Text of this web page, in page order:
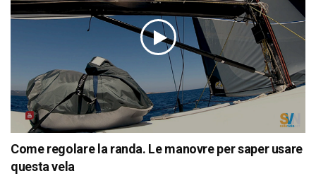
Come regolare la randa. Le manovre per saper usare
questa vela